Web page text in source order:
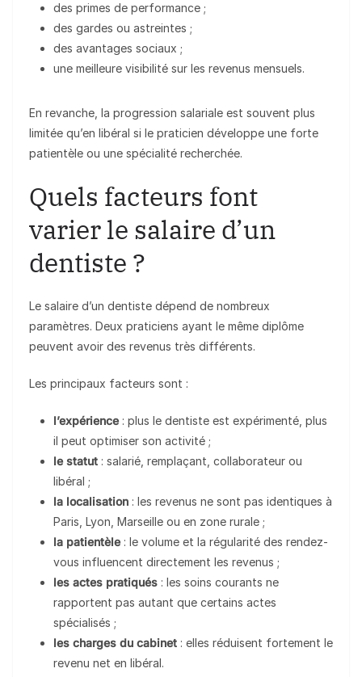
des primes de performance ;
des gardes ou astreintes ;
des avantages sociaux ;
une meilleure visibilité sur les revenus mensuels.
En revanche, la progression salariale est souvent plus
limitée qu’en libéral si le praticien développe une forte
patientèle ou une spécialité recherchée.
Quels facteurs font
varier le salaire d’un
dentiste ?
Le salaire d’un dentiste dépend de nombreux
paramètres. Deux praticiens ayant le même diplôme
peuvent avoir des revenus très différents.
Les principaux facteurs sont :
l’expérience: plus le dentiste est expérimenté, plus
il peut optimiser son activité ;
le statut : salarié, remplaçant, collaborateur ou
libéral ;
la localisation : les revenus ne sont pas identiques à
Paris, Lyon, Marseille ou en zone rurale ;
la patientèle: le volume et la régularité des rendez-
vous influencent directement les revenus ;
les actes pratiqués : les soins courants ne
rapportent pas autant que certains actes
spécialisés ;
les charges du cabinet : elles réduisent fortement le
revenu net en libéral.